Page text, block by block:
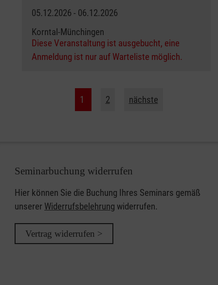
05.12.2026 - 06.12.2026
Korntal-Münchingen
Diese Veranstaltung ist ausgebucht, eine
Anmeldung ist nur auf Warteliste möglich.
1 2 nächste
Seminarbuchung widerrufen
Hier können Sie die Buchung Ihres Seminars gemäß
unserer Widerrufsbelehrung widerrufen.
Vertrag widerrufen >